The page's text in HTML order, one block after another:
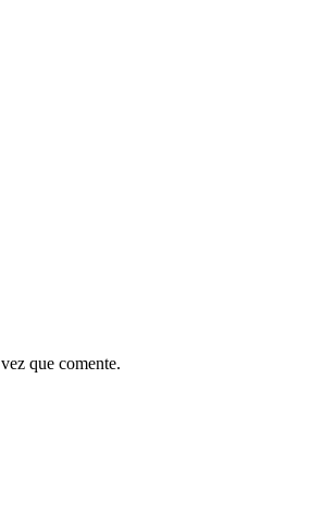
que comente.